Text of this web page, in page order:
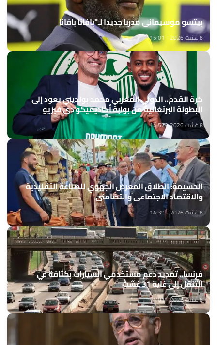
بيتسو موسيماني مدربا جديدا لـ"بافانا بافانا
8 غشت 2026 - 15:01
كرة القدم.. الدولي المغربي محمد بولديني يعود إلى
البطولة البرتغالية من بوابة أكاديميكو دي فيزيو
8 غشت 2026 - 14:57
الحسيمة: انطلاق المعرض الجهوي للصناعة التقليدية
والاقتصاد الاجتماعي والتضامني
8 غشت 2026 - 14:39
فرنسا.. تمديد دعم مستخدمي السيارات بكثافة في
التنقل إلى غاية 31 غشت
8 غشت 2026 - 14:01